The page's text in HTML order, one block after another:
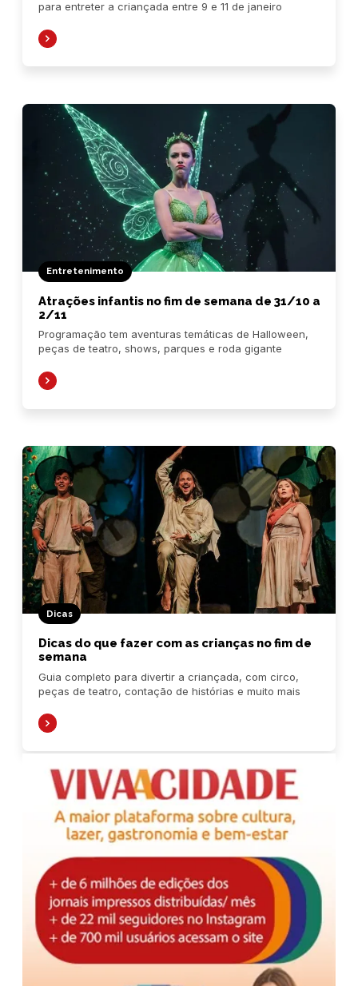
para entreter a criançada entre 9 e 11 de janeiro
Entretenimento
Atrações infantis no fim de semana de 31/10 a
2/11
Programação tem aventuras temáticas de Halloween,
peças de teatro, shows, parques e roda gigante
Dicas
Dicas do que fazer com as crianças no fim de
semana
Guia completo para divertir a criançada, com circo,
peças de teatro, contação de histórias e muito mais